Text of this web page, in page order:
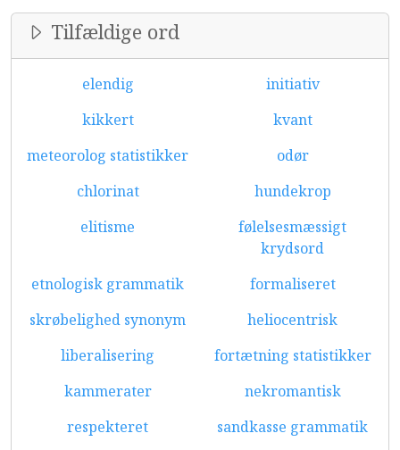
Tilfældige ord
elendig
initiativ
kikkert
kvant
meteorolog statistikker
odør
chlorinat
hundekrop
elitisme
følelsesmæssigt
krydsord
etnologisk grammatik
formaliseret
skrøbelighed synonym
heliocentrisk
liberalisering
fortætning statistikker
kammerater
nekromantisk
respekteret
sandkasse grammatik